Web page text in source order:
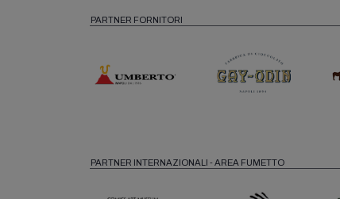
PARTNER FORNITORI
PARTNER INTERNAZIONALI - AREA FUMETTO